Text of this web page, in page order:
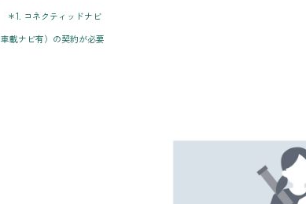
1. コネクティッドナビ
載ナビ有）の契約が必要